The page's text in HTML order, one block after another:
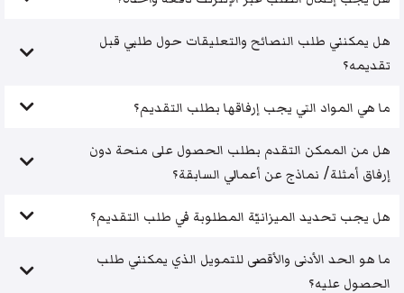
هل يمكنني طلب النصائح والتعليقات حول طلبي قبل
تقديمه؟
ما هي المواد التي يجب إرفاقها بطلب التقديم؟
هل من الممكن التقدم بطلب الحصول على منحة دون
إرفاق أمثلة/ نماذج عن أعمالي السابقة؟
هل يجب تحديد الميزانيّة المطلوبة في طلب التقديم؟
ما هو الحد الأدنى والأقصى للتمويل الذي يمكنني طلب
الحصول عليه؟